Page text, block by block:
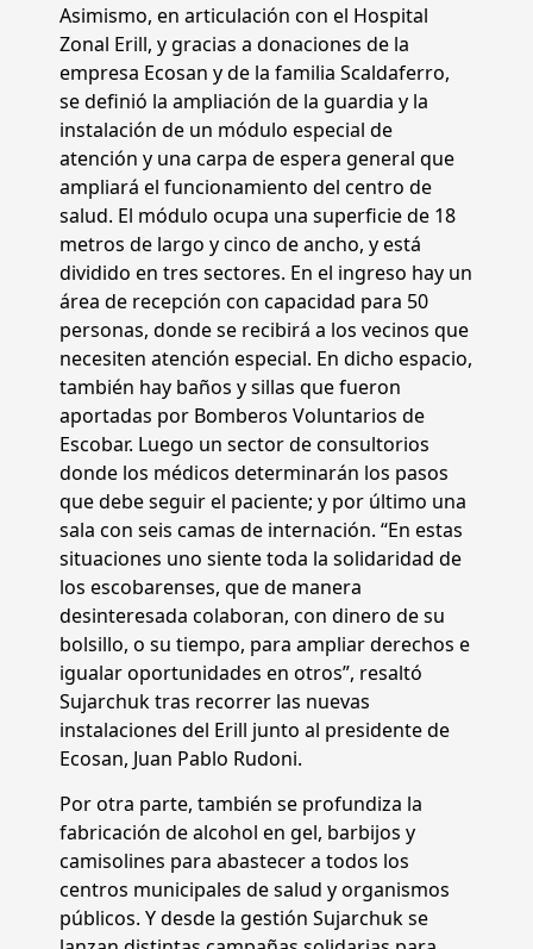
Asimismo, en articulación con el Hospital
Zonal Erill, y gracias a donaciones de la
empresa Ecosan y de la familia Scaldaferro,
se definió la ampliación de la guardia y la
instalación de un módulo especial de
atención y una carpa de espera general que
ampliará el funcionamiento del centro de
salud. El módulo ocupa una superficie de 18
metros de largo y cinco de ancho, y está
dividido en tres sectores. En el ingreso hay un
área de recepción con capacidad para 50
personas, donde se recibirá a los vecinos que
necesiten atención especial. En dicho espacio,
también hay baños y sillas que fueron
aportadas por Bomberos Voluntarios de
Escobar. Luego un sector de consultorios
donde los médicos determinarán los pasos
que debe seguir el paciente; y por último una
sala con seis camas de internación. “En estas
situaciones uno siente toda la solidaridad de
los escobarenses, que de manera
desinteresada colaboran, con dinero de su
bolsillo, o su tiempo, para ampliar derechos e
igualar oportunidades en otros”, resaltó
Sujarchuk tras recorrer las nuevas
instalaciones del Erill junto al presidente de
Ecosan, Juan Pablo Rudoni.
Por otra parte, también se profundiza la
fabricación de alcohol en gel, barbijos y
camisolines para abastecer a todos los
centros municipales de salud y organismos
públicos. Y desde la gestión Sujarchuk se